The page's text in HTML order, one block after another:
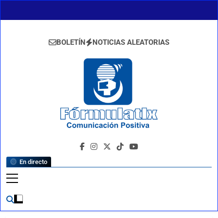
BOLETÍN NOTICIAS ALEATORIAS
En directo
FormulaTlx
Comunicación Positiva